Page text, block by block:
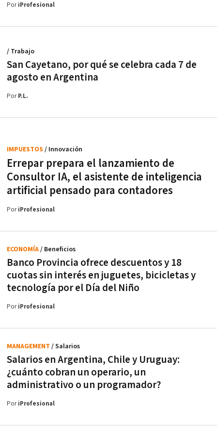
PoriProfesional
San Cayetano, por qué se celebra cada 7 de
agosto en Argentina
/ Trabajo
PorP.L.
Errepar prepara el lanzamiento de
Consultor IA, el asistente de inteligencia
artificial pensado para contadores
IMPUESTOS / Innovación
PoriProfesional
Banco Provincia ofrece descuentos y 18
cuotas sin interés en juguetes, bicicletas y
tecnología por el Día del Niño
ECONOMÍA/ Beneficios
PoriProfesional
Salarios en Argentina, Chile y Uruguay:
¿cuánto cobran un operario, un
administrativo o un programador?
MANAGEMENT / Salarios
PoriProfesional